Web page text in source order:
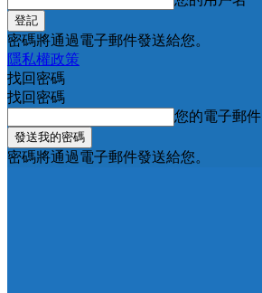
密碼將通過電子郵件發送給您。
隱私權政策
找回密碼
找回密碼
您的電子郵件
密碼將通過電子郵件發送給您。